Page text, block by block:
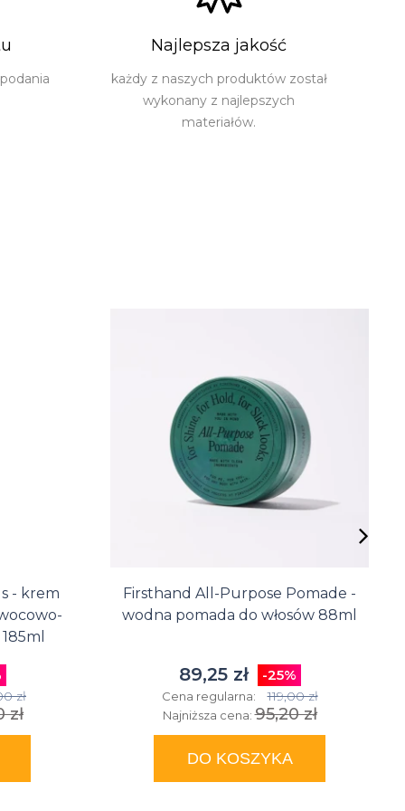
Najlepsza jakość
każdy z naszych produktów został
wykonany z najlepszych
materiałów.
- krem
zł
zł
Firsthand All-Purpose Pomade -
wodna pomada do włosów 88ml
89,25 zł -25%
Cena regularna: 119,00 zł
Najniższa cena:95,20 zł
DO KOSZYKA